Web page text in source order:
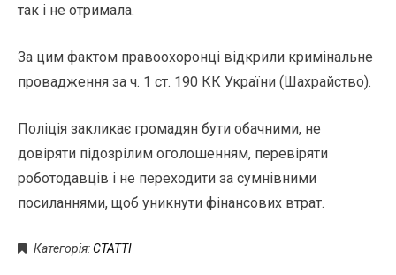
так і не отримала.
За цим фактом правоохоронці відкрили кримінальне
провадження за ч. 1 ст. 190 КК України (Шахрайство).
Поліція закликає громадян бути обачними, не
довіряти підозрілим оголошенням, перевіряти
роботодавців і не переходити за сумнівними
посиланнями, щоб уникнути фінансових втрат.
Категорія:CTATTI